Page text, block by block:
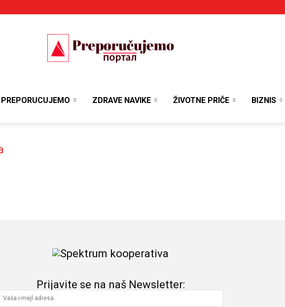
Portal
PREPORUCUJEMO ZDRAVE NAVIKE ŽIVOTNE PRIČE BIZNIS
Prijavite se na naš Newsletter: